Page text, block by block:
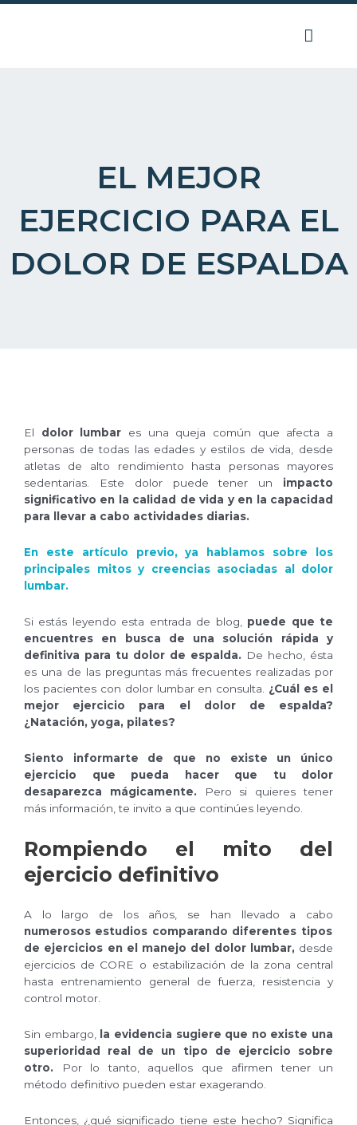
Ir
EL MEJOR
EJERCICIO PARA EL
DOLOR DE ESPALDA
El dolor lumbar es una queja común que afecta a
personas de todas las edades y estilos de vida, desde
atletas de alto rendimiento hasta personas mayores
sedentarias. Este dolor puede tener un impacto
significativo en la calidad de vida y en la capacidad
para llevar a cabo actividades diarias.
En este artículo previo, ya hablamos sobre los
principales mitos y creencias asociadas al dolor
lumbar.
Si estás leyendo esta entrada de blog, puede que te
encuentres en busca de una solución rápida y
definitiva para tu dolor de espalda. De hecho, ésta
es una de las preguntas más frecuentes realizadas por
los pacientes con dolor lumbar en consulta. ¿Cuál es el
mejor ejercicio para el dolor de espalda?
¿Natación, yoga, pilates?
Siento informarte de que no existe un único
ejercicio que pueda hacer que tu dolor
desaparezca mágicamente. Pero si quieres tener
más información, te invito a que continúes leyendo.
Rompiendo el mito del
ejercicio definitivo
A lo largo de los años, se han llevado a cabo
numerosos estudios comparando diferentes tipos
de ejercicios en el manejo del dolor lumbar, desde
ejercicios de CORE o estabilización de la zona central
hasta entrenamiento general de fuerza, resistencia y
control motor.
Sin embargo, la evidencia sugiere que no existe una
superioridad real de un tipo de ejercicio sobre
otro.
Por lo tanto, aquellos que afirmen tener un
método definitivo pueden estar exagerando.
Entonces, ¿qué significado tiene este hecho? Significa